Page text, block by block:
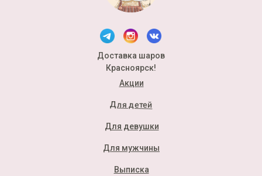
Доставка шаров
Красноярск!
Акции
Для детей
Для девушки
Для мужчины
Выписка